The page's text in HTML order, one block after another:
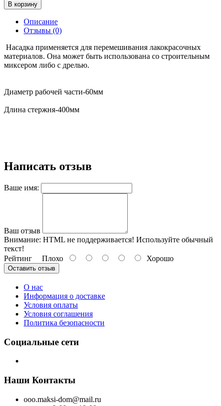
В корзину
Описание
Отзывы (0)
Насадка применяется для перемешивания лакокрасочных
материалов. Она может быть использована со строительным
миксером либо с дрелью.
Диаметр рабочей части-60мм
Длина стержня-400мм
Написать отзыв
Ваше имя:
Ваш отзыв
Внимание: HTML не поддерживается! Используйте обычный
текст!
Рейтинг Плохо Хорошо
Оставить отзыв
О нас
Информация о доставке
Условия оплаты
Условия соглашения
Политика безопасности
Социальные сети
Наши Контакты
ooo.maksi-dom@mail.ru